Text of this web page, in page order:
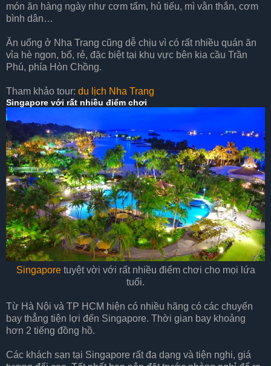
món ăn hàng ngày như cơm tấm, hủ tiếu, mì vằn thắn, cơm
bình dân…
Ăn uống ở Nha Trang cũng dễ chịu vì có rất nhiều quán ăn
vỉa hè ngon, bổ, rẻ, đặc biệt tại khu vực bên kia cầu Trần
Phú, phía Hòn Chồng.
Tham khảo tour: du lịch Nha Trang
Singapore với rất nhiều điểm chơi
Singaporetuyệt vời với rất nhiều điểm chơi cho mọi lứa
tuổi.
Từ Hà Nội và TP HCM hiện có nhiều hãng có các chuyến
bay thẳng tiện lợi đến Singapore. Thời gian bay khoảng
hơn 2 tiếng đồng hồ.
Các khách sạn tại Singapore rất đa dạng và tiện nghi, giá